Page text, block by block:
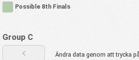
Possible 8th Finals
Group C
Ändra data genom att trycka